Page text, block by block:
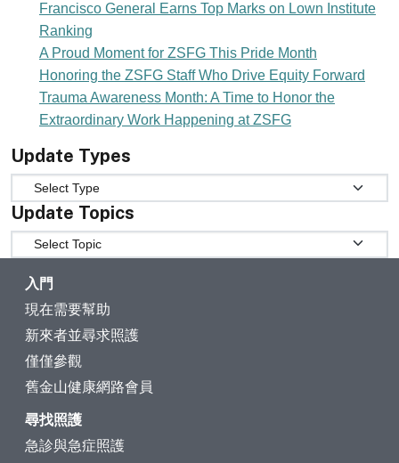
Francisco General Earns Top Marks on Lown Institute
Ranking
A Proud Moment for ZSFG This Pride Month
Honoring the ZSFG Staff Who Drive Equity Forward
Trauma Awareness Month: A Time to Honor the
Extraordinary Work Happening at ZSFG
Update Types
Update Types
Update Topics
Update Topics
入門
現在需要幫助
新來者並尋求照護
僅僅參觀
舊金山健康網路會員
尋找照護
急診與急症照護